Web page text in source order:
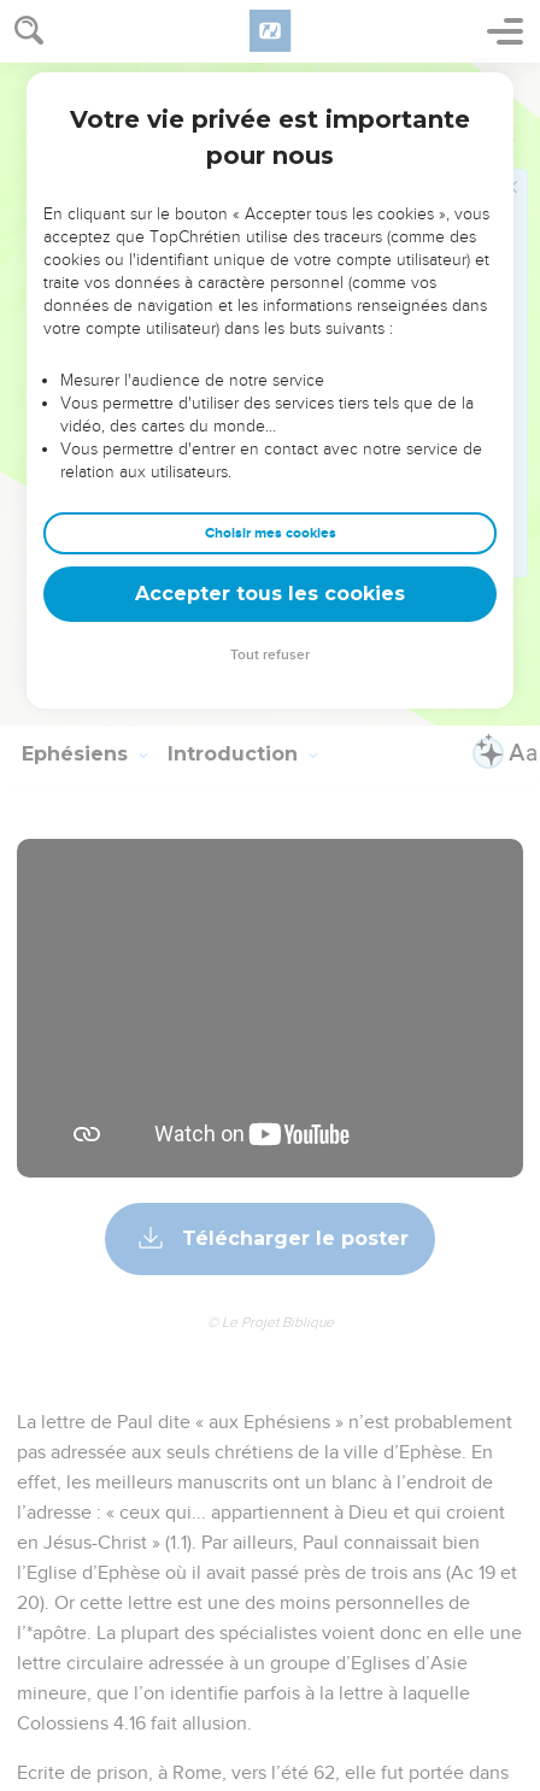
Galates 6
Derniers avertissements et salutation
propre main.
Tous ceux qui veulent avoir une belle apparence dans la
afin qu'ils ne soient pas persécutés à cause de la croix de
Christ.
Car ceux-là qui sont circoncis, eux-mêmes ne gardent pas
la loi ; mais ils veulent que vous soyez circoncis, afin de se
Mais qu'il ne m'arrive pas à moi de me glorifier, sinon en la
croix de notre Seigneur Jésus Christ, par laquelle le monde
m'est crucifié, et moi au monde.
Car ni la circoncision, ni l'incirconcision ne sont rien, mais
une nouvelle création.
Et à l'égard de tous ceux qui marcheront selon cette règle,
paix et miséricorde sur eux et sur l'Israël de Dieu !
Désormais que personne ne vienne me troubler, car moi je
Ephésiens Introduction
Télécharger le poster
© Le Projet Biblique
La lettre de Paul dite « aux Ephésiens » n’est probablement
pas adressée aux seuls chrétiens de la ville d’Ephèse. En
effet, les meilleurs manuscrits ont un blanc à l’endroit de
l’adresse : « ceux qui... appartiennent à Dieu et qui croient
en Jésus-Christ » (1.1). Par ailleurs, Paul connaissait bien
l’Eglise d’Ephèse où il avait passé près de trois ans (Ac 19 et
20). Or cette lettre est une des moins personnelles de
l’*apôtre. La plupart des spécialistes voient donc en elle une
lettre circulaire adressée à un groupe d’Eglises d’Asie
mineure, que l’on identifie parfois à la lettre à laquelle
Colossiens 4.16 fait allusion.
Ecrite de prison, à Rome, vers l’été 62, elle fut portée dans
Votre vie privée est importante
pour nous
En cliquant sur le bouton « Accepter tous les cookies », vous
acceptez que TopChrétien utilise des traceurs (comme des
cookies ou l'identifiant unique de votre compte utilisateur) et
traite vos données à caractère personnel (comme vos
données de navigation et les informations renseignées dans
votre compte utilisateur) dans les buts suivants :
Mesurer l'audience de notre service
Vous permettre d'utiliser des services tiers tels que de la
vidéo, des cartes du monde…
Vous permettre d'entrer en contact avec notre service de
relation aux utilisateurs.
Choisir mes cookies
Accepter tous les cookies
Tout refuser